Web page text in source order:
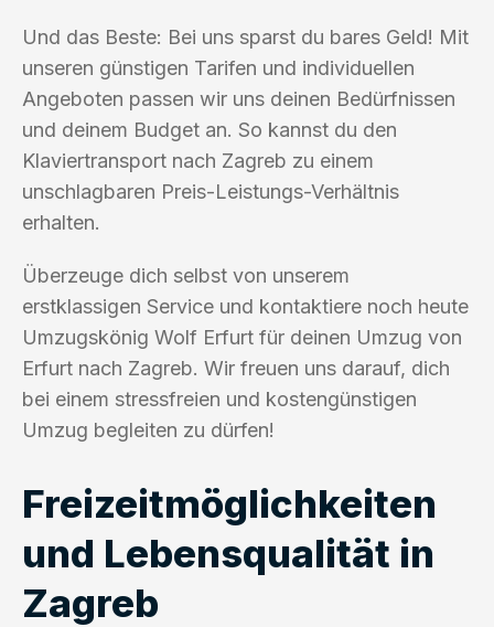
Und das Beste: Bei uns sparst du bares Geld! Mit
unseren günstigen Tarifen und individuellen
Angeboten passen wir uns deinen Bedürfnissen
und deinem Budget an. So kannst du den
Klaviertransport nach Zagreb zu einem
unschlagbaren Preis-Leistungs-Verhältnis
erhalten.
Überzeuge dich selbst von unserem
erstklassigen Service und kontaktiere noch heute
Umzugskönig Wolf Erfurt für deinen Umzug von
Erfurt nach Zagreb. Wir freuen uns darauf, dich
bei einem stressfreien und kostengünstigen
Umzug begleiten zu dürfen!
Freizeitmöglichkeiten
und Lebensqualität in
Zagreb